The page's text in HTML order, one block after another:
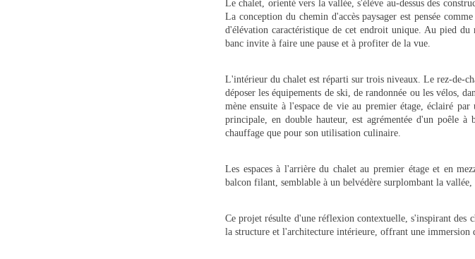
Le chalet, orienté vers la vallée, s'élève au-dessus des
La conception du chemin d'accès paysager est pensée
d'élévation caractéristique de cet endroit unique. Au pied du
banc invite à faire une pause et à profiter de la vue.
L'intérieur du chalet est réparti sur trois niveaux. Le rez-de-
déposer les équipements de ski, de randonnée ou les vélos,
mène ensuite à l'espace de vie au premier étage, éclairé
principale, en double hauteur, est agrémentée d'un poêle
chauffage que pour son utilisation culinaire.
Les espaces à l'arrière du chalet au premier étage et en
balcon filant, semblable à un belvédère surplombant la
Ce projet résulte d'une réflexion contextuelle, s'inspirant des
la structure et l'architecture intérieure, offrant une immersion